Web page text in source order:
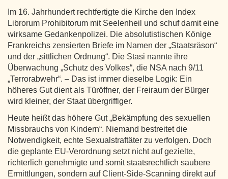
Im 16. Jahrhundert rechtfertigte die Kirche den Index
Librorum Prohibitorum mit Seelenheil und schuf damit eine
wirksame Gedankenpolizei. Die absolutistischen Könige
Frankreichs zensierten Briefe im Namen der „Staatsräson“
und der „sittlichen Ordnung“. Die Stasi nannte ihre
Überwachung „Schutz des Volkes“, die NSA nach 9/11
„Terrorabwehr“. – Das ist immer dieselbe Logik: Ein
höheres Gut dient als Türöffner, der Freiraum der Bürger
wird kleiner, der Staat übergriffiger.
Heute heißt das höhere Gut „Bekämpfung des sexuellen
Missbrauchs von Kindern“. Niemand bestreitet die
Notwendigkeit, echte Sexualstraftäter zu verfolgen. Doch
die geplante EU-Verordnung setzt nicht auf gezielte,
richterlich genehmigte und somit staatsrechtlich saubere
Ermittlungen, sondern auf Client-Side-Scanning direkt auf